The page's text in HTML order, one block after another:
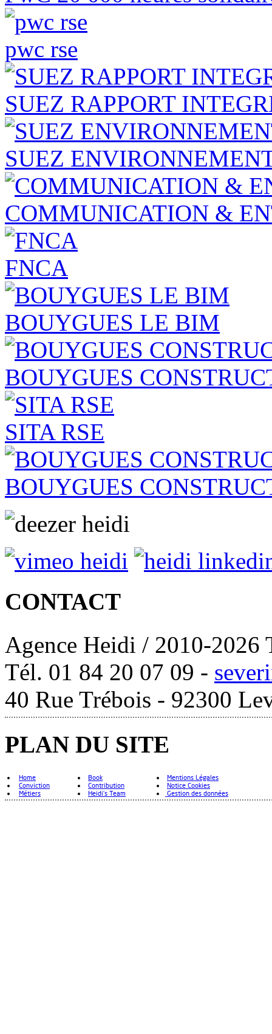
pwc rse
SUEZ RAPPORT
SUEZ
COMMUNICATION &
FNCA
BOUYGUES LE BIM
BOUYGUES
SITA RSE
BOUYGUES
CONTACT
Agence Heidi / 2010-2026
Tél. 01 84 20 07 09 -
40 Rue Trébois - 92300
PLAN DU SITE
Home
Conviction
Métiers
Book
Contribution
Heidi's Team
Mentions Légales
Notice Cookies
Gestion des données